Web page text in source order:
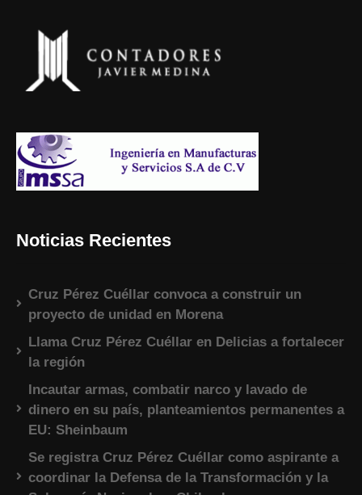
Noticias Recientes
Cruz Pérez Cuéllar convoca a construir un
proyecto de unidad en Morena
Llama Cruz Pérez Cuéllar en Delicias a fortalecer
la región
Incautar armas, combatir narco y lavado de
dinero en su país, planteamientos permanentes a
EU: Sheinbaum
Se registra Cruz Pérez Cuéllar como aspirante a
coordinar la Defensa de la Transformación y la